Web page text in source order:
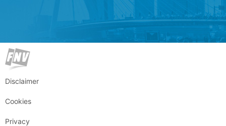
Disclaimer
Cookies
Privacy